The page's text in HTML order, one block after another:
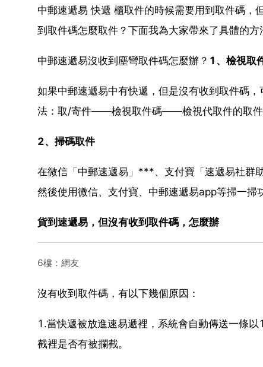
中郵速遞易 快遞 櫃取件的時候需要用到取件碼，
到取件碼怎麼取件？下面我為大家帶來了具體的方
中郵速遞易沒收到塵彎取件碼怎麼辦？ 1、檢視取
如果中郵速遞易中有快遞，但是沒有收到取件碼
法：取/寄件——檢視取件碼——檢視代取件的取件
2、掃碼取件
在微信「中郵速遞易」***、支付寶「速遞易社群
然後使用微信、支付寶、中郵速遞易app等掃一掃
貨到速遞易，但沒有收到取件碼，怎麼辦
6樓：網友
沒有收到取件碼，有以下幾個原因：
1.當快遞被放進速易遞裡，系統會自動傳送一條
截裡是否有被攔截。